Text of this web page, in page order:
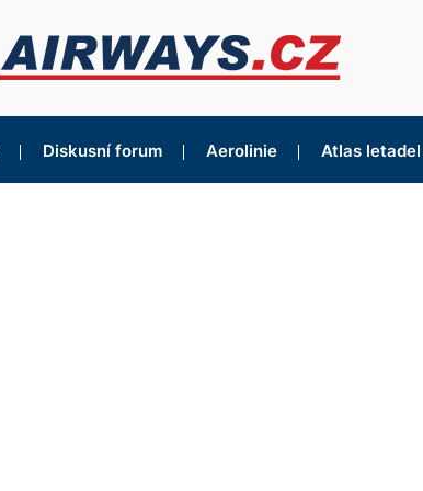
Diskusní forum Aerolinie Atlas letadel